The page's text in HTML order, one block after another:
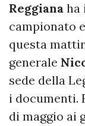
Reggiana ha
campionato
questa
generale
sede della
i documenti.
di maggio ai